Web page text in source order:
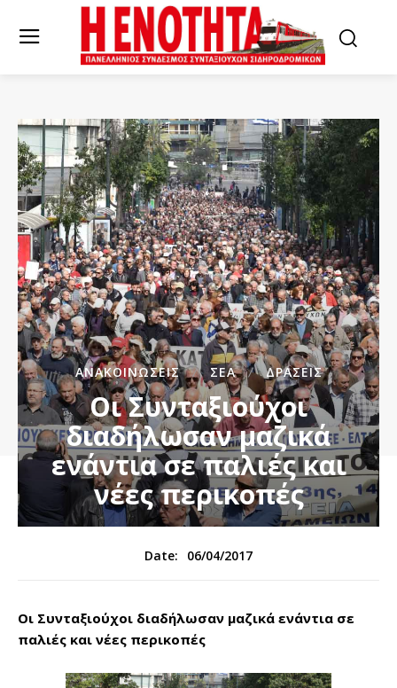
ΑΝΑΚΟΙΝΏΣΕΙΣ ΣΕΑ ΔΡΆΣΕΙΣ
Οι Συνταξιούχοι
διαδήλωσαν μαζικά
ενάντια σε παλιές και
νέες περικοπές
Date: 06/04/2017
Οι Συνταξιούχοι διαδήλωσαν μαζικά ενάντια σε
παλιές και νέες περικοπές